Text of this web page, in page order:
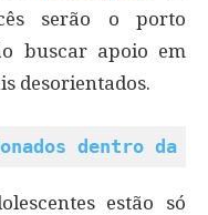
serão o porto
buscar apoio em
desorientados.
dentro da
estão só